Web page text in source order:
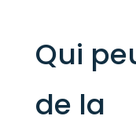
Qui
de la